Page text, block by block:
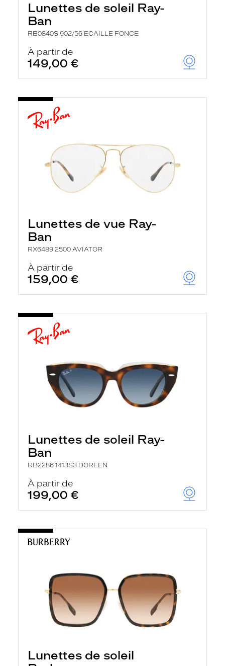
Lunettes de soleil Ray-
Ban
RB0840S 902/56 ECAILLE FONCE
À partir de
149,00 €
Lunettes de vue Ray-
Ban
RX6489 2500 AVIATOR
À partir de
159,00 €
Lunettes de soleil Ray-
Ban
RB2286 1413S3 DOREEN
À partir de
199,00 €
Lunettes de soleil